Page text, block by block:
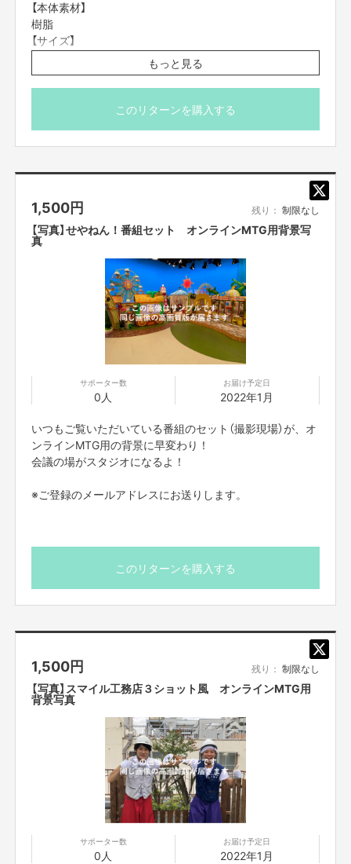
【本体素材】
樹脂
【サイズ】
マーカー：40mm
【メーカー】
ノーブランド
もっと見る
このリターンを購入する
1,500円 残り： 制限なし
【写真】せやねん！番組セット オンラインMTG用背景写
真
サポーター数
0人
お届け予定日
2022年1月
いつもご覧いただいている番組のセット（撮影現場）が、オ
ンラインMTG用の背景に早変わり！
会議の場がスタジオになるよ！
※ご登録のメールアドレスにお送りします。
このリターンを購入する
1,500円 残り： 制限なし
【写真】スマイル工務店３ショット風 オンラインMTG用
背景写真
サポーター数
0人
お届け予定日
2022年1月